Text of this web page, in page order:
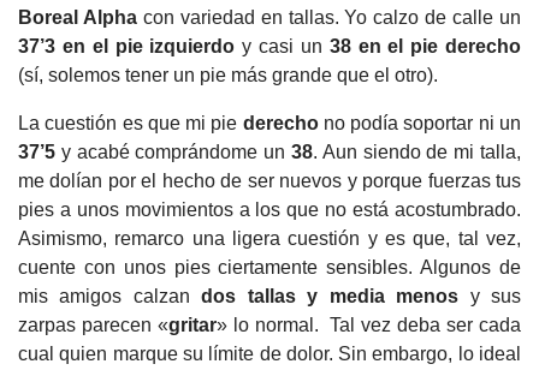
Boreal Alphacon variedad en tallas. Yo calzo de calle un
37’3 en el pie izquierdo y casi un 38 en el piederecho
(sí, solemos tener un pie más grande que el otro).
La cuestión es que mi pie derechono podía soportar ni un
37’5 y acabé comprándome un 38. Aun siendo de mi talla,
me dolían por el hecho de ser nuevos y porque fuerzas tus
pies a unos movimientos a los que no está acostumbrado.
Asimismo, remarco una ligera cuestión y es que, tal vez,
cuente con unos pies ciertamente sensibles. Algunos de
mis amigos calzandos tallas y media menos y sus
zarpas parecen «gritar» lo normal. Tal vez deba ser cada
cual quien marque su límite de dolor. Sin embargo, lo ideal